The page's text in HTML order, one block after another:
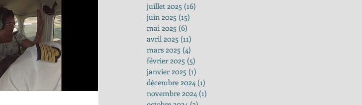
juillet 2025 (16)
juin 2025 (15)
mai 2025 (6)
avril 2025 (11)
mars 2025 (4)
février 2025 (5)
janvier 2025 (1)
décembre 2024 (1)
novembre 2024 (1)